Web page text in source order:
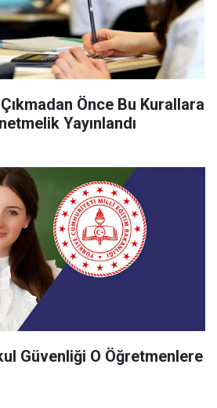
Önce Bu Kurallara
Yayınlandı
Güvenliği O Öğretmenlere